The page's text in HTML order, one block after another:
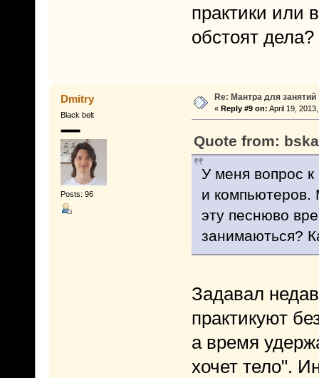
практики или
обстоят дела?
Dmitry
Black belt
Posts: 96
Re: Мантра для занятий
« Reply #9 on: April 19,
Quote from:
У меня вопрос
и компьютеров.
эту песнюво
занимаються?
Задавал
практикуют
а время
хочет тело".